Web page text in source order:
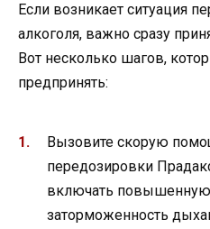
Если возникает ситуация
алкоголя, важно сразу
Вот несколько шагов,
предпринять:
Вызовите скорую
передозировки
включать повышенную
заторможенность